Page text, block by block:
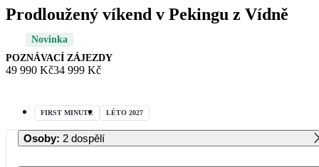
Prodloužený víkend v Pekingu z Vídně
Novinka
POZNÁVACÍ ZÁJEZDY
49 990 Kč34 999 Kč
FIRST MINUTE LÉTO 2027
Osoby: 2 dospělí